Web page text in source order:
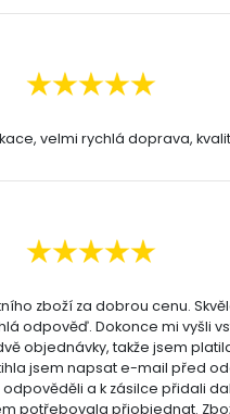
velmi rychlá doprava,
zboží za dobrou cenu.
odpověď. Dokonce mi vyšli
objednávky, takže jsem
jsem napsat e-mail před
odpověděli a k zásilce přidali
potřebovala přiobjednat.